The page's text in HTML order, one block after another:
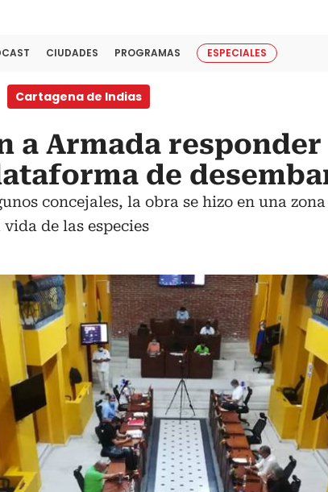
CIUDADES PROGRAMAS ESPECIALES
Cartagena de Indias
a Armada
de
concejales, la obra se hizo en una
de las especies